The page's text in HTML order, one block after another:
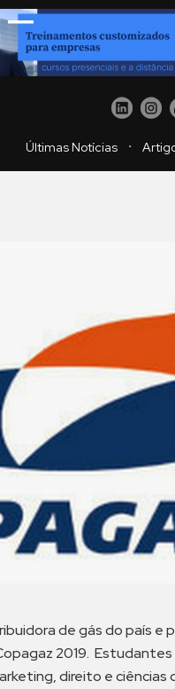
Últimas Notícias ・
de gás do país e
2019.
direito e